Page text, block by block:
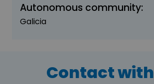
Autonomous community:
Galicia
Contact with